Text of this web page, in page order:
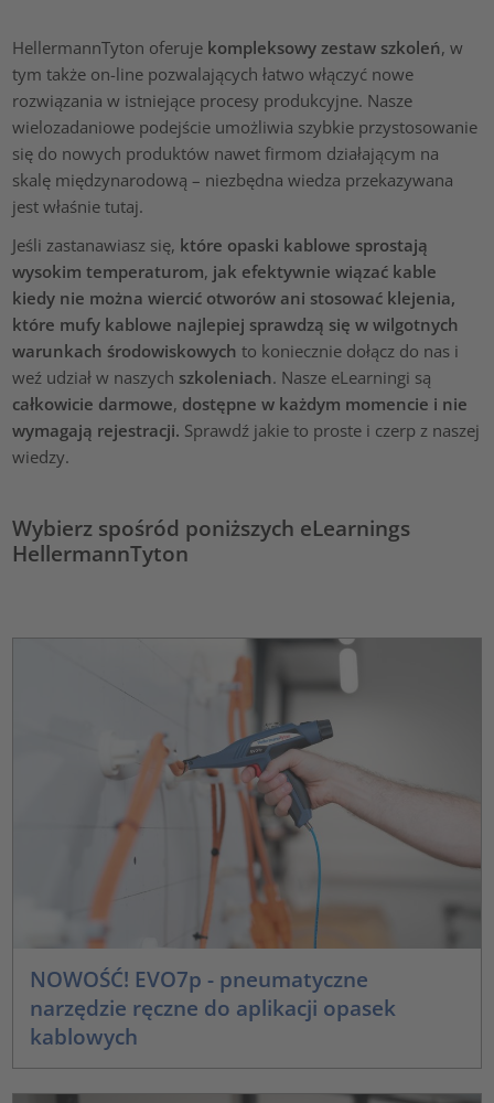
HellermannTyton oferuje kompleksowy zestaw szkoleń, w
tym także on-line pozwalających łatwo włączyć nowe
rozwiązania w istniejące procesy produkcyjne. Nasze
wielozadaniowe podejście umożliwia szybkie przystosowanie
się do nowych produktów nawet firmom działającym na
skalę międzynarodową – niezbędna wiedza przekazywana
jest właśnie tutaj.
Jeśli zastanawiasz się, które opaski kablowe sprostają
wysokim temperaturom, jak efektywnie wiązać kable
kiedy nie można wiercić otworów ani stosować klejenia,
które mufy kablowe najlepiej sprawdzą się w wilgotnych
warunkach środowiskowych to koniecznie dołącz do nas i
weź udział w naszych szkoleniach. Nasze eLearningi są
całkowicie darmowe, dostępne w każdym momencie i nie
wymagają rejestracji. Sprawdź jakie to proste i czerp z naszej
wiedzy.
Wybierz spośród poniższych eLearnings
HellermannTyton
NOWOŚĆ! EVO7p - pneumatyczne
narzędzie ręczne do aplikacji opasek
kablowych